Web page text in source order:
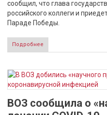
сообщил, что глава
российского коллеги и
Параде Победы.
Подробнее
ВОЗ сообщила о